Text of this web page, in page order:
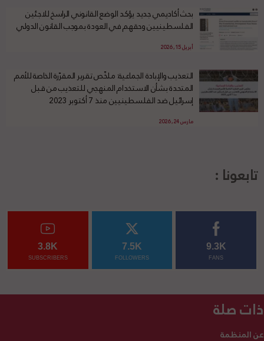
بحث أكاديمي جديد يؤكد الوضع القانوني الراسخ للاجئين
الفلسطينيين وحقهم في العودة بموجب القانون الدولي
أبريل 15, 2026
التعذيب والإبادة الجماعية: ملخّص تقرير المقرّرة الخاصة للأمم
المتحدة بشأن الاستخدام المنهجي للتعذيب من قبل
إسرائيل ضد الفلسطينيين منذ 7 أكتوبر 2023
مارس 24, 2026
تابعونا :
9.3K
FANS
7.5K
FOLLOWERS
3.8K
SUBSCRIBERS
ذات صلة
عن المنظمة